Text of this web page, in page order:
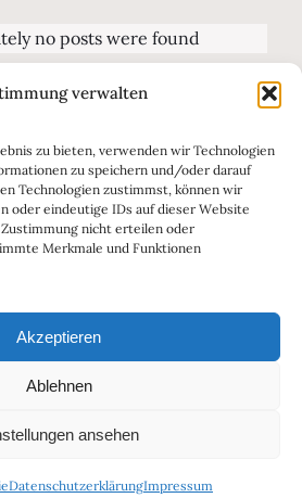
verwalten
zu bieten, verwenden wir Technologien
zu speichern und/oder darauf
Technologien zustimmst, können wir
oder eindeutige IDs auf dieser Website
nicht erteilen oder
Merkmale und Funktionen
Akzeptieren
Ablehnen
ansehen
DatenschutzerklärungImpressum
no posts were found
Datenschutzerklärung